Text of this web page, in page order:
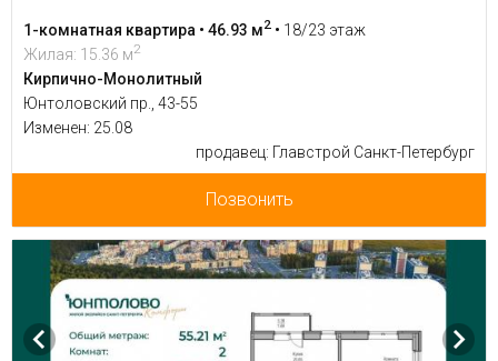
1-комнатная квартира • 46.93 м2 • 18/23 этаж
Жилая: 15.36 м2
Кирпично-Монолитный
Юнтоловский пр., 43-55
Изменен: 25.08
продавец: Главстрой Санкт-Петербург
Позвонить